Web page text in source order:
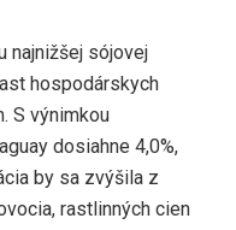
najnižšej sójovej
hospodárskych
S výnimkou
dosiahne 4,0%,
by sa zvýšila z
rastlinných cien